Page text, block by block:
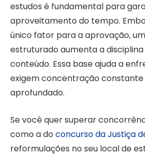
estudos é fundamental para
aproveitamento do tempo.
único fator para a aprovação,
estruturado aumenta a
conteúdo. Essa base ajuda a
exigem concentração constante
aprofundado.
Se você quer superar
como a do concurso da Justiça
reformulações no seu local de